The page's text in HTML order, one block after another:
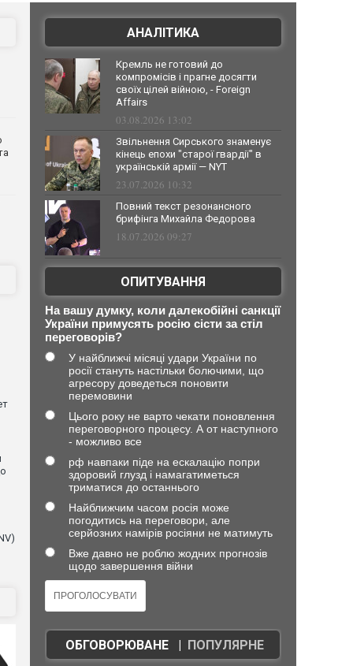
АНАЛІТИКА
Кремль не готовий до
компромісів і прагне досягти
своїх цілей війною, - Foreign
Affairs
03.08.2026 13:02
Звільнення Сирського знаменує
кінець епохи "старої гвардії" в
українській армії — NYT
23.07.2026 10:32
Повний текст резонансного
брифінга Михайла Федорова
18.07.2026 09:27
ОПИТУВАННЯ
На вашу думку, коли далекобійні санкції
України примусять росію сісти за стіл
переговорів?
У найближчі місяці удари України по
росії стануть настільки болючими, що
агресору доведеться поновити
перемовини
Цього року не варто чекати поновлення
переговорного процесу. А от наступного
- можливо все
рф навпаки піде на ескалацію попри
здоровий глузд і намагатиметься
триматися до останнього
Найближчим часом росія може
погодитись на переговори, але
серйозних намірів росіяни не матимуть
Вже давно не роблю жодних прогнозів
щодо завершення війни
ОБГОВОРЮВАНЕ| ПОПУЛЯРНЕ